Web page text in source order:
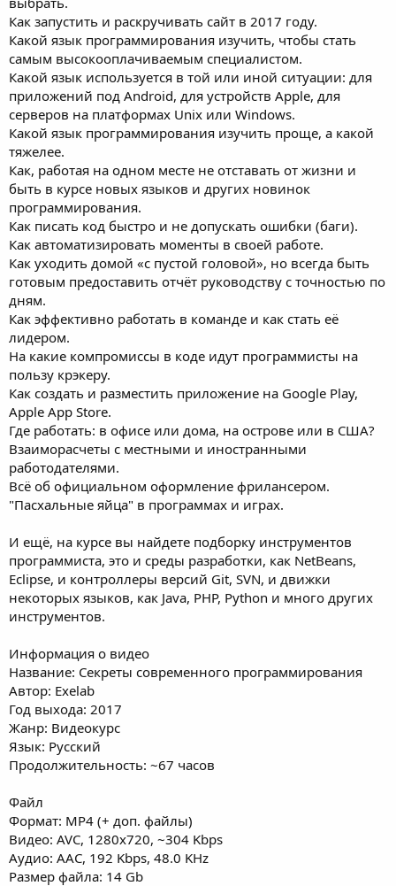
Как запустить и раскручивать сайт в 2017 году.
Какой язык программирования изучить, чтобы стать
самым высокооплачиваемым специалистом.
Какой язык используется в той или иной ситуации: для
приложений под Android, для устройств Apple, для
серверов на платформах Unix или Windows.
Какой язык программирования изучить проще, а какой
тяжелее.
Как, работая на одном месте не отставать от жизни и
быть в курсе новых языков и других новинок
программирования.
Как писать код быстро и не допускать ошибки (баги).
Как автоматизировать моменты в своей работе.
Как уходить домой «с пустой головой», но всегда быть
готовым предоставить отчёт руководству с точностью по
дням.
Как эффективно работать в команде и как стать её
лидером.
На какие компромиссы в коде идут программисты на
пользу крэкеру.
Как создать и разместить приложение на Google Play,
Apple App Store.
Где работать: в офисе или дома, на острове или в США?
Взаиморасчеты с местными и иностранными
работодателями.
Всё об официальном оформление фрилансером.
"Пасхальные яйца" в программах и играх.
И ещё, на курсе вы найдете подборку инструментов
программиста, это и среды разработки, как NetBeans,
Eclipse, и контроллеры версий Git, SVN, и движки
некоторых языков, как Java, PHP, Python и много других
инструментов.
Информация о видео
Название: Секреты современного программирования
Автор: Exelab
Год выхода: 2017
Жанр: Видеокурс
Язык: Русский
Продолжительность: ~67 часов
Файл
Формат: MP4 (+ доп. файлы)
Видео: AVC, 1280x720, ~304 Kbps
Аудио: AAC, 192 Kbps, 48.0 KHz
Размер файла: 14 Gb